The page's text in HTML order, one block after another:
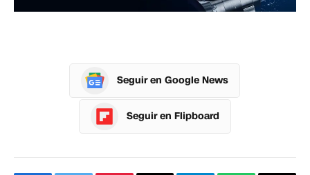
Seguir en Google News
Seguir en Flipboard